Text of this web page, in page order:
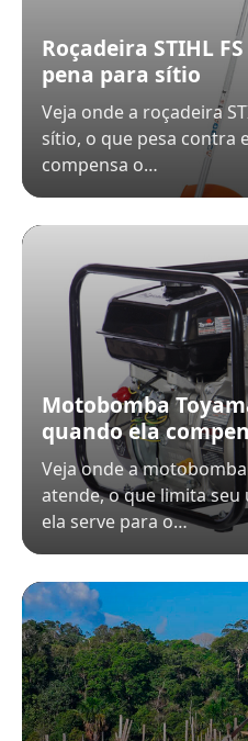
Roçadeira STIHL
pena para sítio
Veja onde a roçadeira
sítio, o que pesa contra
compensa o…
Motobomba
quando ela
Veja onde a motobomba
atende, o que limita seu
ela serve para o…